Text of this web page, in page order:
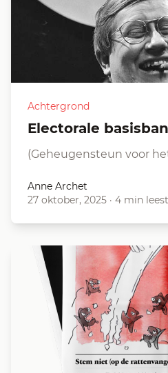
Achtergrond
Electorale
(Geheugensteun voor
Anne Archet
27 oktober, 2025 · 4 min